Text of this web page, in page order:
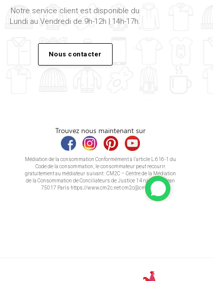
Notre service client est disponible du
Lundi au Vendredi de 9h-12h | 14h-17h.
Nous contacter
Trouvez nous maintenant sur
Médiation de la consommation Conformément à l’article L.616-1 du
Code de la consommation, le consommateur peut recourir
gratuitement au médiateur suivant : CM2C – Centre de la Médiation
de la Consommation de Conciliateurs de Justice 14 rue Saint Jean
75017 Paris https://www.cm2c.net cm2c@cm2c.net